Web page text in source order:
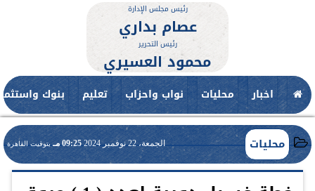
رئيس مجلس الإدارة
عصام بداري
رئيس التحرير
محمود العسيري
اخبار محليات نواب واحزاب تعليم بنوك
محليات الجمعة، 22 نوفمبر 2024 09:25 مـ بتوقيت القاهرة